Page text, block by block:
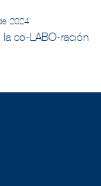
2024
la co-LABO-ración